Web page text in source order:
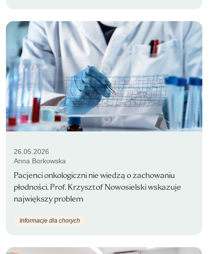
26.05.2026
Anna Borkowska
Pacjenci onkologiczni nie wiedzą o zachowaniu
płodności. Prof. Krzysztof Nowosielski wskazuje
największy problem
Informacje dla chorych